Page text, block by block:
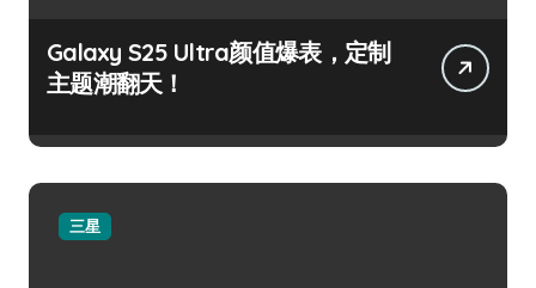
Galaxy S25 Ultra颜值爆表，定制
主题潮翻天！
三星